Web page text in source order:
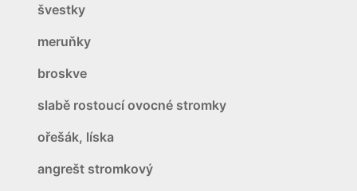
švestky
meruňky
broskve
slabě rostoucí ovocné stromky
ořešák, líska
angrešt stromkový